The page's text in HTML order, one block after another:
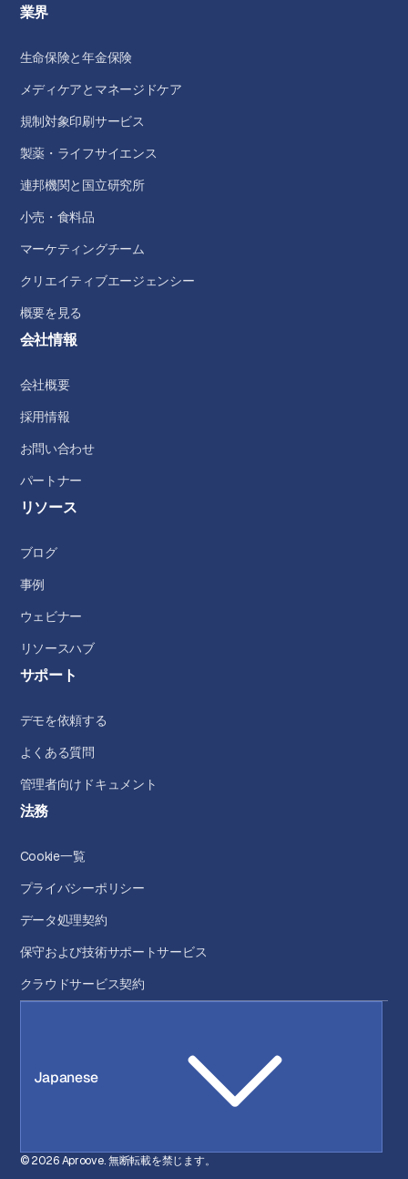
業界
生命保険と年金保険
メディケアとマネージドケア
規制対象印刷サービス
製薬・ライフサイエンス
連邦機関と国立研究所
小売・食料品
マーケティングチーム
クリエイティブエージェンシー
概要を見る
会社情報
会社概要
採用情報
お問い合わせ
パートナー
リソース
ブログ
事例
ウェビナー
リソースハブ
サポート
デモを依頼する
よくある質問
管理者向けドキュメント
法務
Cookie一覧
プライバシーポリシー
データ処理契約
保守および技術サポートサービス
クラウドサービス契約
Japanese
© 2026 Aproove. 無断転載を禁じます。